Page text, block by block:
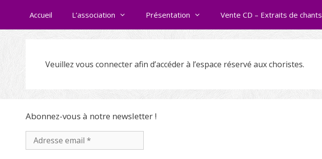
Accueil L’association Présentation Vente CD – Extraits de chants
Veuillez vous connecter afin d’accéder à l’espace réservé aux choristes.
Abonnez-vous à notre newsletter !